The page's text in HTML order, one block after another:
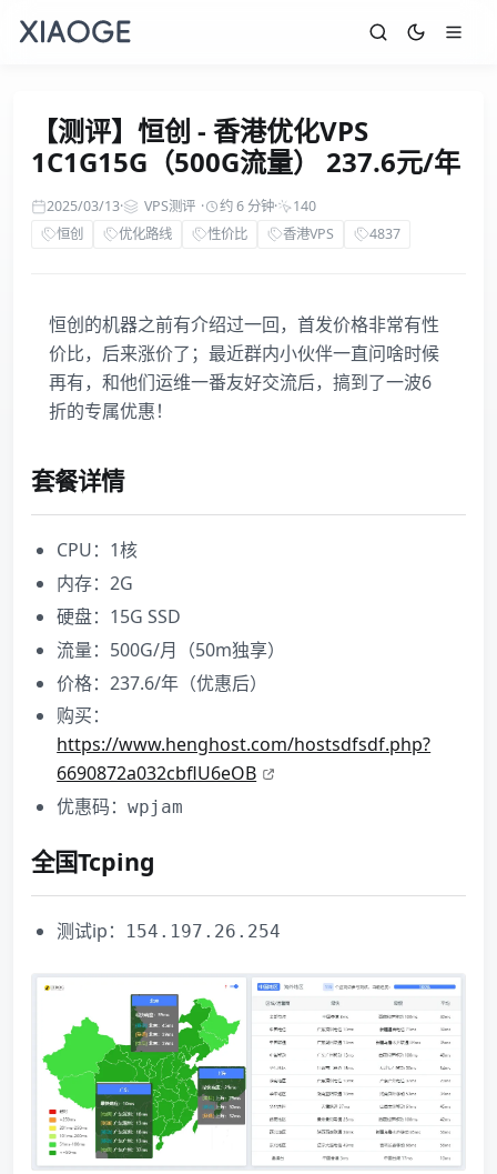
【测评】恒创 - 香港优化VPS
1C1G15G（500G流量） 237.6元/年
2025/03/13· VPS测评 · 约 6 分钟·
140
恒创
优化路线 性价比 香港VPS 4837
恒创的机器之前有介绍过一回，首发价格非常有性
价比，后来涨价了；最近群内小伙伴一直问啥时候
再有，和他们运维一番友好交流后，搞到了一波6
折的专属优惠！
套餐详情
CPU：1核
内存：2G
硬盘：15G SSD
流量：500G/月（50m独享）
价格：237.6/年（优惠后）
购买：
https://www.henghost.com/hostsdfsdf.php?
6690872a032cbflU6eOB
优惠码：wpjam
全国Tcping
测试ip： 154.197.26.254